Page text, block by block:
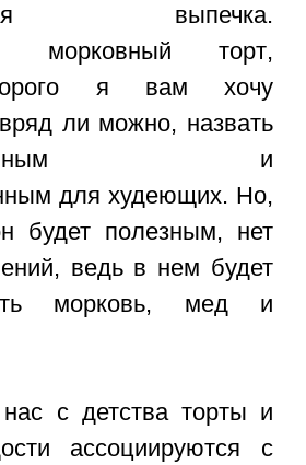
выпечка.
морковный торт,
я вам хочу
ли можно, назвать
и
для худеющих. Но,
будет полезным, нет
ведь в нем будет
морковь, мед и
с детства торты и
ассоциируются с